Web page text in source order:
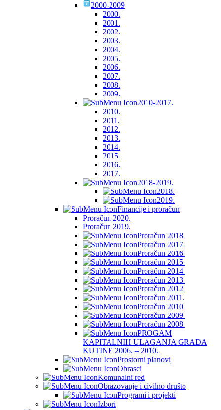
2000-2009
2000.
2001.
2002.
2003.
2004.
2005.
2006.
2007.
2008.
2009.
2010-2017.
2010.
2011.
2012.
2013.
2014.
2015.
2016.
2017.
2018-2019.
2018.
2019.
Financije i proračun
Proračun 2020.
Proračun 2019.
Proračun 2018.
Proračun 2017.
Proračun 2016.
Proračun 2015.
Proračun 2014.
Proračun 2013.
Proračun 2012.
Proračun 2011.
Proračun 2010.
Proračun 2009.
Proračun 2008.
PROGAM
KAPITALNIH ULAGANJA GRADA
KUTINE 2006. – 2010.
Prostorni planovi
Obrasci
Komunalni red
Obrazovanje i civilno društo
Programi i projekti
Izbori